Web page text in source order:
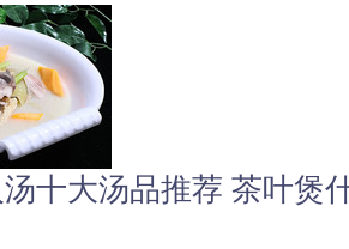
十大汤品推荐 茶叶煲